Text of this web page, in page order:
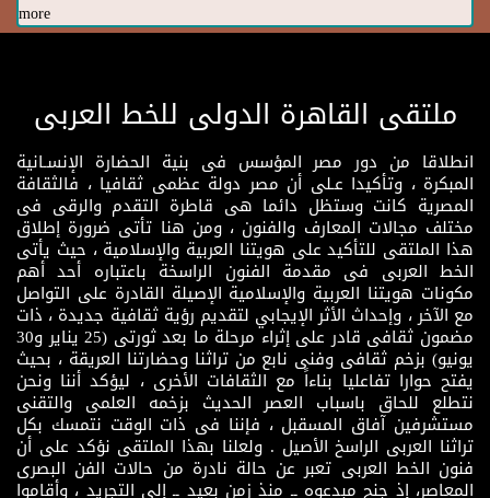
more
ملتقى القاهرة الدولى للخط العربى
انطلاقا من دور مصر المؤسس فى بنية الحضارة الإنسـانية
المبكرة ، وتأكيدا عـلى أن مصر دولة عظمى ثقافيا ، فالثقافة
المصرية كانت وستظل دائما هى قاطرة التقدم والرقى فى
مختلف مجالات المعارف والفنون ، ومن هنا تأتى ضرورة إطلاق
هذا الملتقى للتأكيد على هويتنا العربية والإسلامية ، حيث يأتى
الخط العربى فى مقدمة الفنون الراسخة باعتباره أحد أهم
مكونات هويتنا العربية والإسلامية الإصيلة القادرة على التواصل
مع الآخر ، وإحداث الأثر الإيجابي لتقديم رؤية ثقافية جديدة ، ذات
مضمون ثقافى قادر على إثراء مرحلة ما بعد ثورتى (25 يناير و30
يونيو) بزخم ثقافى وفنى نابع من تراثنا وحضارتنا العريقة ، بحيث
يفتح حوارا تفاعليا بناءاً مع الثقافات الأخرى ، ليؤكد أننا ونحن
نتطلع للحاق باسباب العصر الحديث بزخمه العلمى والتقنى
مستشرفين آفاق المسقبل ، فإننا فى ذات الوقت نتمسك بكل
تراثنا العربى الراسخ الأصيل . ولعلنا بهذا الملتقى نؤكد على أن
فنون الخط العربى تعبر عن حالة نادرة من حالات الفن البصرى
المعاصر، إذ جنح مبدعوه ــ منذ زمن بعيد ــ إلى التجريد ، وأقاموا